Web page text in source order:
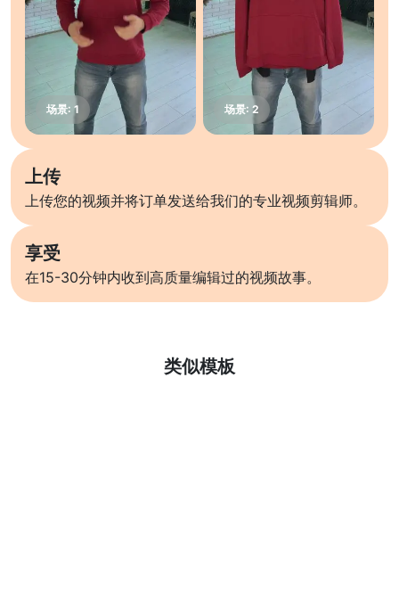
上传
上传您的视频并将订单发送给我们的专业视频剪辑师。
享受
在15-30分钟内收到高质量编辑过的视频故事。
类似模板
了解更多